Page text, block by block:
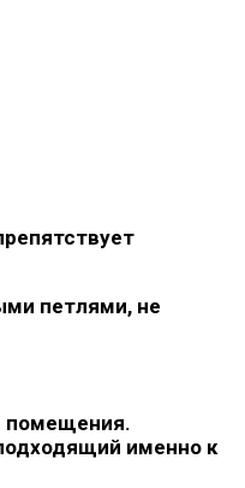
петлями, не
помещения.
именно к